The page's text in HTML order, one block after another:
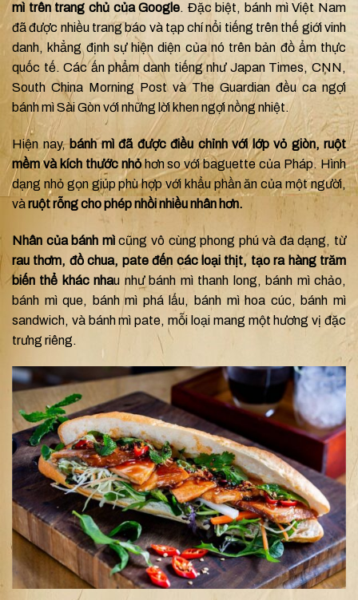
mì trên trang chủ của Google. Đặc biệt, bánh mì Việt Nam
đã được nhiều trang báo và tạp chí nổi tiếng trên thế giới vinh
danh, khẳng định sự hiện diện của nó trên bản đồ ẩm thực
quốc tế. Các ấn phẩm danh tiếng như Japan Times, CNN,
South China Morning Post và The Guardian đều ca ngợi
bánh mì Sài Gòn với những lời khen ngợi nồng nhiệt.
Hiện nay,bánh mì đã được điều chỉnh với lớp vỏ giòn, ruột
mềm và kích thước nhỏhơn so với baguette của Pháp. Hình
dạng nhỏ gọn giúp phù hợp với khẩu phần ăn của một người,
vàruột rỗng cho phép nhồi nhiều nhân hơn.
Nhân của bánh mìcũng vô cùng phong phú và đa dạng, từ
rau thơm, đồ chua, pate đến các loại thịt, tạo ra hàng trăm
biến thể khác nhau như bánh mì thanh long, bánh mì chảo,
bánh mì que, bánh mì phá lấu, bánh mì hoa cúc, bánh mì
sandwich, và bánh mì pate, mỗi loại mang một hương vị đặc
trưng riêng.